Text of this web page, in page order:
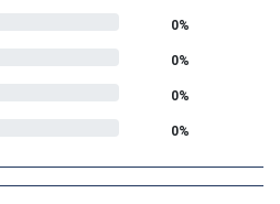
0%
0%
0%
0%